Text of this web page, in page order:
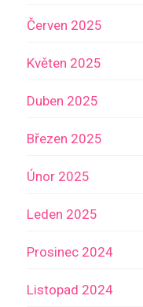
Červen 2025
Květen 2025
Duben 2025
Březen 2025
Únor 2025
Leden 2025
Prosinec 2024
Listopad 2024